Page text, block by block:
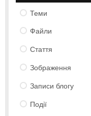
Теми
Файли
Стаття
Зображення
Записи блогу
Події